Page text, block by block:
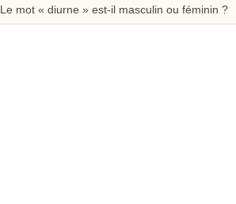
Le mot « diurne » est-il masculin ou féminin ?